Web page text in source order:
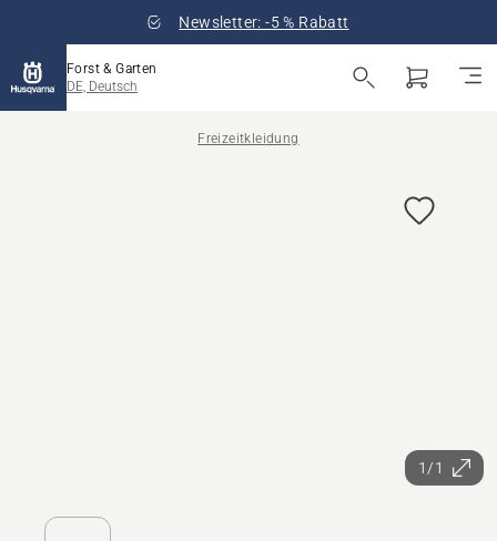
Newsletter: -5 % Rabatt
Forst & Garten
DE, Deutsch
Freizeitkleidung
1/1